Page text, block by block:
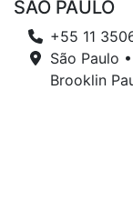
SÃO PAULO
+55 11
São Paulo
Brooklin